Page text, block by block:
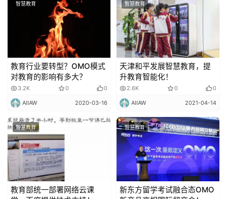
智慧教育
教育行业要转型？OMO模式
对教育的影响有多大？
3.2K 0 0
AIIAW 2020-03-16
智慧教育
天津和平发展智慧教育，提
升教育智能化！
2.6K 0 0
AIIAW 2021-04-14
智慧教育
教育部统一部署网络云课
智慧教育
新东方留学考试融合态OMO